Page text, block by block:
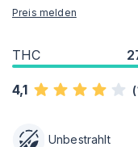
Preis melden
THC
4,1 (
Unbestrahlt